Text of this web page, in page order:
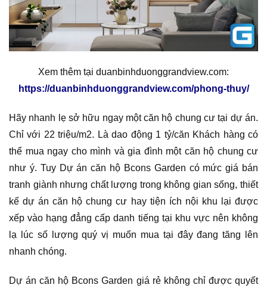
Xem thêm tại duanbinhduonggrandview.com:
https://duanbinhduonggrandview.com/phong-thuy/
Hãy nhanh lẹ sở hữu ngay một căn hộ chung cư tại dự án.
Chỉ với 22 triệu/m2. Là dao động 1 tỷ/căn Khách hàng có
thể mua ngay cho mình và gia đình một căn hộ chung cư
như ý. Tuy Dự án căn hộ Bcons Garden có mức giá bán
tranh giành nhưng chất lượng trong không gian sống, thiết
kế dự án căn hộ chung cư hay tiện ích nội khu lại được
xếp vào hạng đẳng cấp danh tiếng tại khu vực nên không
lạ lúc số lượng quý vị muốn mua tại đây đang tăng lên
nhanh chóng.
Dự án căn hộ Bcons Garden giá rẻ không chỉ được quyết